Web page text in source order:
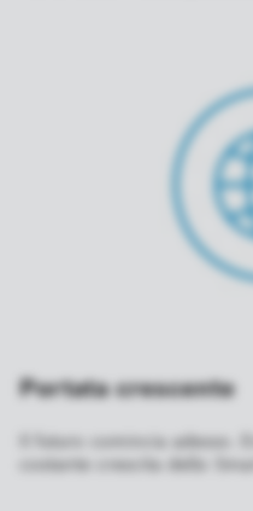
Portata crescente
Il futuro comincia adesso.
costante crescita dello